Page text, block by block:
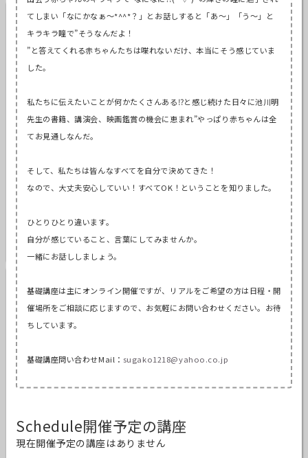
石渡 のぞみ
東京都
認定講師 リクエスト可
東京都
てしまい「なにかなぁ～*^^*？」とお話しすると 「あ～」「う～」と
キラキラ瞳で”そうなんだよ！
”と答えてくれる赤ちゃんたちは喋れないだけ、本当にそう感じていま
した。
私たちに伝えたいことが何かたくさんある⁉と感じ続けた日々に池川明
先生の書籍、講演会、映画鑑賞の機会に恵まれ”やっぱり赤ちゃんは全
てお見通しなんだ。
そして、私たちは皆んなすべてを自分で決めてきた！
なので、大丈夫安心していい！すべてOK！ということを知りました。
ひとりひとり違います。
自分が感じていること、言葉にしてみませんか。
一緒にお話ししましょう。
基礎講座は主にオンライン開催ですが、リアルをご希望の方は日程 ・開
催場所をご相談に応じますので、お気軽にお問い合わせください。お待
ちしています。
基礎講座問い合わせMail： sugako1218@yahoo.co.jp
Schedule開催予定の講座
現在開催予定の講座はありません